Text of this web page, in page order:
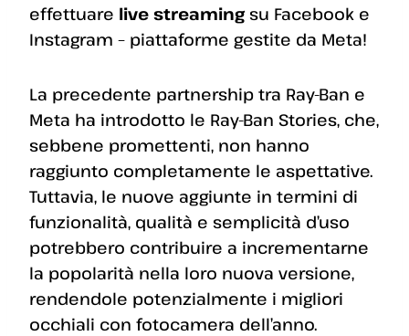
effettuare live streamingsu Facebook e
Instagram – piattaforme gestite da Meta!
La precedente partnership tra Ray-Ban e
Meta ha introdotto le Ray-Ban Stories, che,
sebbene promettenti, non hanno
raggiunto completamente le aspettative.
Tuttavia, le nuove aggiunte in termini di
funzionalità, qualità e semplicità d’uso
potrebbero contribuire a incrementarne
la popolarità nella loro nuova versione,
rendendole potenzialmente i migliori
occhiali con fotocamera dell’anno.